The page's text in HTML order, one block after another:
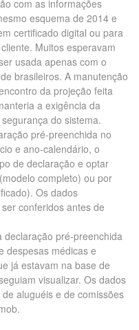
com as informações
esquema de 2014 e
certificado digital ou para
Muitos esperavam
usada apenas com o
brasileiros. A manutenção
da projeção feita
a exigência da
do sistema.
pré-preenchida no
e ano-calendário, o
de declaração e optar
completo) ou por
Os dados
conferidos antes de
declaração pré-preenchida
despesas médicas e
já estavam na base de
visualizar. Os dados
aluguéis e de comissões